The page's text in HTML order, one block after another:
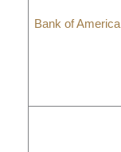
Bank of America